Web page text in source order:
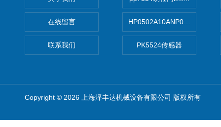
在线留言
联系我们
HP0502A10ANP01滤芯 Mp
PK5524传感器
Copyright © 2026 上海泽丰达机械设备有限公司 版权所有